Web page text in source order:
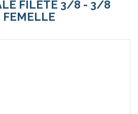
FILETÉ 3/8 - 3/8